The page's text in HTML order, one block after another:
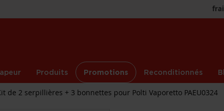
Produits Promotions Reconditionnés
de 2 serpillières + 3 bonnettes pour Polti Vaporetto PAEU0324